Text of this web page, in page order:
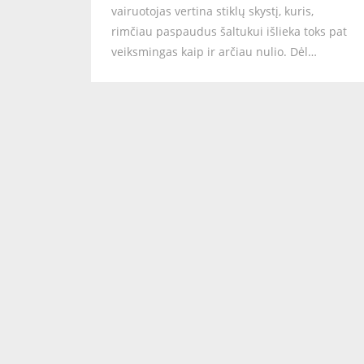
vairuotojas vertina stiklų skystį, kuris,
rimčiau paspaudus šaltukui išlieka toks pat
veiksmingas kaip ir arčiau nulio. Dėl…